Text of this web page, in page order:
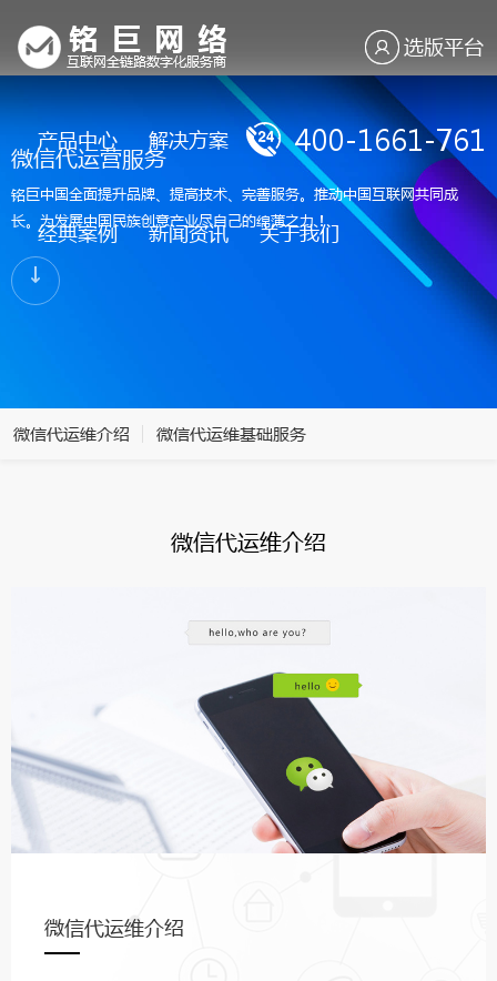
选版平台
400-1661-761
产品中心 解决方案
经典案例 新闻资讯 关于我们
微信代运营服务
铭巨中国全面提升品牌、提高技术、完善服务。推动中国互联网共同成
长。为发展中国民族创意产业尽自己的绵薄之力！
微信代运维介绍 微信代运维基础服务
微信代运维介绍
微信代运维介绍